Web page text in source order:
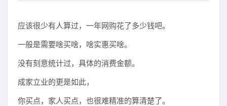
应该很少有人算过，一年网购花了多少钱吧。
一般是需要啥买啥，啥实惠买啥。
没有刻意统计过，具体的消费金额。
成家立业的更是如此，
你买点，家人买点，也很难精准的算清楚了。